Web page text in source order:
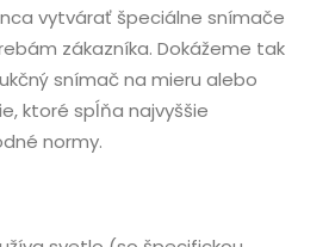
vytvárať špeciálne snímače
zákazníka. Dokážeme tak
snímač na mieru alebo
ktoré spĺňa najvyššie
normy.